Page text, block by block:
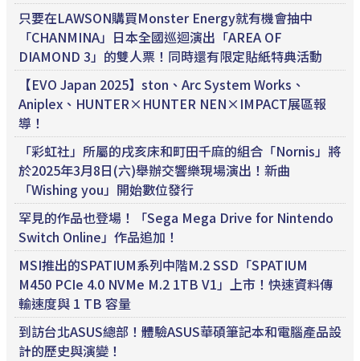
只要在LAWSON購買Monster Energy就有機會抽中
「CHANMINA」日本全國巡迴演出「AREA OF
DIAMOND 3」的雙人票！同時還有限定貼紙特典活動
【EVO Japan 2025】ston、Arc System Works、
Aniplex、HUNTER×HUNTER NEN×IMPACT展區報
導！
「彩虹社」所屬的戌亥床和町田千麻的組合「Nornis」將
於2025年3月8日(六)舉辦交響樂現場演出！新曲
「Wishing you」開始數位發行
罕見的作品也登場！「Sega Mega Drive for Nintendo
Switch Online」作品追加！
MSI推出的SPATIUM系列中階M.2 SSD「SPATIUM
M450 PCIe 4.0 NVMe M.2 1TB V1」上市！快速資料傳
輸速度與 1 TB 容量
到訪台北ASUS總部！體驗ASUS華碩筆記本和電腦產品設
計的歷史與演變！